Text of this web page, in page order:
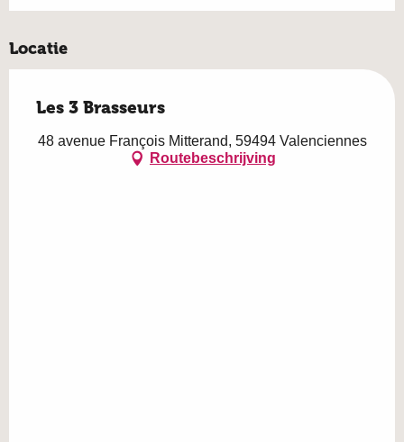
Locatie
Les 3 Brasseurs
48 avenue François Mitterand, 59494 Valenciennes
Routebeschrijving